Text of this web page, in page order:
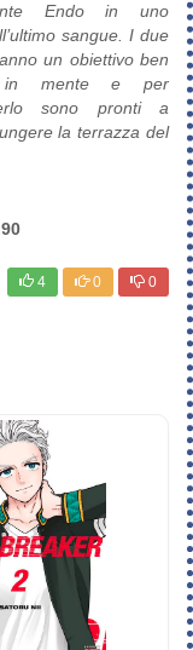
Endo in uno
sangue. I due
un obiettivo ben
in mente e per
sono pronti a
la terrazza del
4 0 0